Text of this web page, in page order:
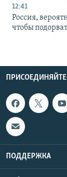
12:41
Россия,
чтобы
ПОДДЕРЖКА